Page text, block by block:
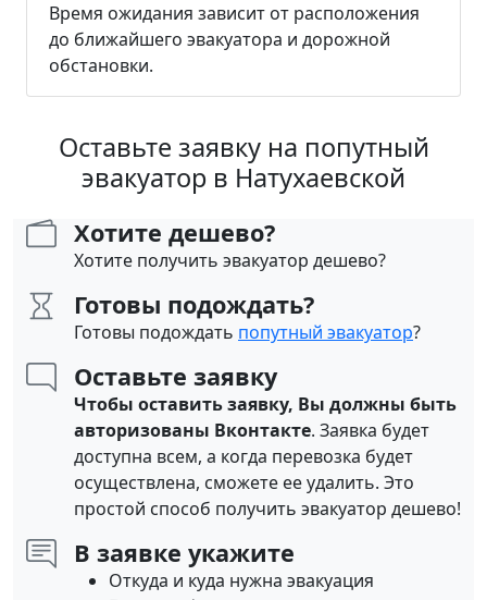
Время ожидания зависит от расположения
до ближайшего эвакуатора и дорожной
обстановки.
Оставьте заявку на попутный
эвакуатор в Натухаевской
Хотите дешево?
Хотите получить эвакуатор дешево?
Готовы подождать?
Готовы подождать попутный эвакуатор?
Оставьте заявку
Чтобы оставить заявку, Вы должны быть
авторизованы Вконтакте. Заявка будет
доступна всем, а когда перевозка будет
осуществлена, сможете ее удалить. Это
простой способ получить эвакуатор дешево!
В заявке укажите
Откуда и куда нужна эвакуация